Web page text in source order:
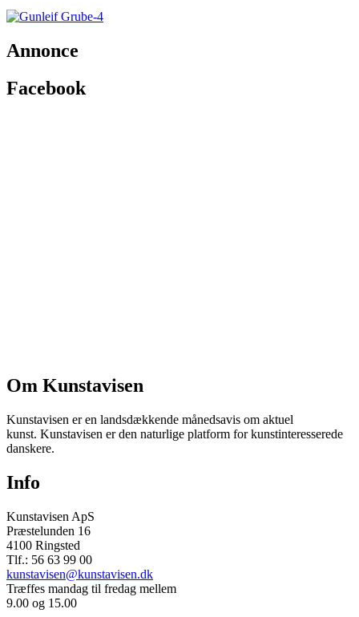
Annonce
Facebook
Om Kunstavisen
Kunstavisen er en landsdækkende månedsavis om aktuel
kunst. Kunstavisen er den naturlige platform for kunstinteresserede
danskere.
Info
Kunstavisen ApS
Præstelunden 16
4100 Ringsted
Tlf.: 56 63 99 00
kunstavisen@kunstavisen.dk
Træffes mandag til fredag mellem
9.00 og 15.00